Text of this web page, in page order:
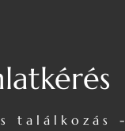
találkozás -